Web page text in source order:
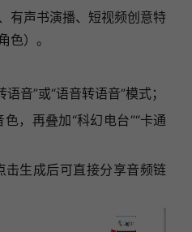
有声书演播、短视频创意特
色）。
音”或“语音转语音”模式；
，再叠加“科幻电台”“卡通
生成后可直接分享音频链